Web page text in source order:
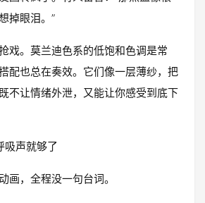
掉眼泪。”
戏。莫兰迪色系的低饱和色调是常
配也总在奏效。它们像一层薄纱，把
不让情绪外泄，又能让你感受到底下
吸声就够了
画，全程没一句台词。